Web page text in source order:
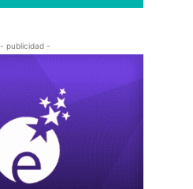
- publicidad -